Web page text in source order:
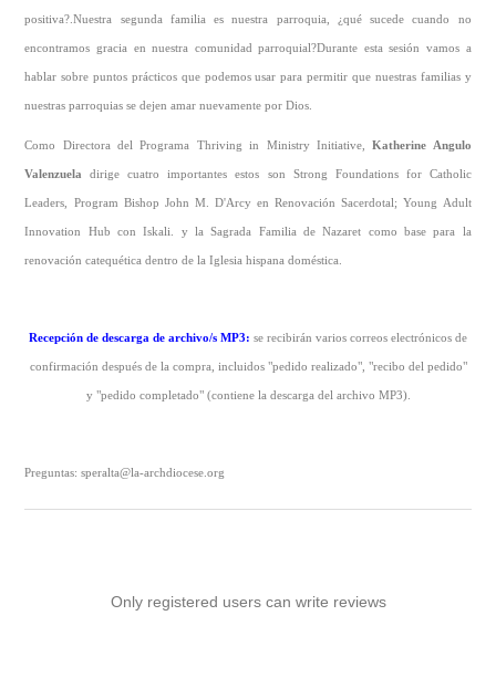
positiva?.Nuestra segunda familia es nuestra parroquia, ¿qué sucede cuando no
encontramos gracia en nuestra comunidad parroquial?Durante esta sesión vamos a
hablar sobre puntos prácticos que podemos usar para permitir que nuestras familias y
nuestras parroquias se dejen amar nuevamente por Dios.
Como Directora del Programa Thriving in Ministry Initiative,Katherine Angulo
Valenzuela dirige cuatro importantes estos son Strong Foundations for Catholic
Leaders, Program Bishop John M. D'Arcy en Renovación Sacerdotal; Young Adult
Innovation Hub con Iskali. y la Sagrada Familia de Nazaret como base para la
renovación catequética dentro de la Iglesia hispana doméstica.
Recepción de descarga de archivo/s MP3: se recibirán varios correos electrónicos de
confirmación después de la compra, incluidos "pedido realizado", "recibo del pedido"
y "pedido completado" (contiene la descarga del archivo MP3).
Preguntas: speralta@la-archdiocese.org
Only registered users can write reviews